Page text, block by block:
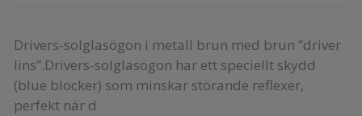
Drivers-solglasögon i metall brun med brun ”driver
lins”.Drivers-solglasögon har ett speciellt skydd
(blue blocker) som minskar störande reflexer,
perfekt när d